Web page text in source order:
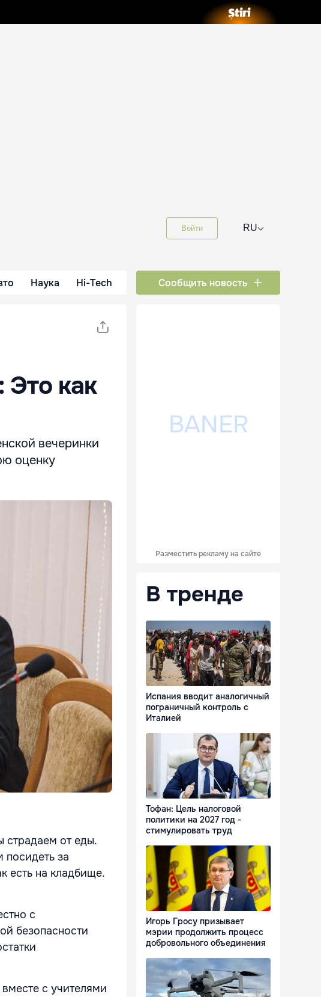
Войти RU⌵
Наука Hi-Tech Сообщить новость
Это как
вечеринки
оценку
страдаем от еды.
за
есть на кладбище.
с
безопасности
с учителями
Разместить рекламу на сайте
В тренде
Испания вводит аналогичный
пограничный контроль с
Италией
Тофан: Цель налоговой
политики на 2027 год -
стимулировать труд
Игорь Гросу призывает
мэрии продолжить процесс
добровольного объединения